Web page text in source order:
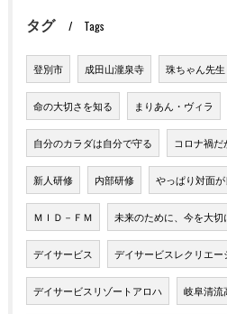
タグ Tags
登別市 成田山瀧泉寺 珠ちゃん先生
命の大切さを知る まりあん・ヴィラ
自分のカラダは自分で守る コロナ禍だ
新人研修 内部研修 やっぱり対面が
ＭＩＤ－ＦＭ 未来のために、今を大切
デイサービス デイサービスレクリエー
デイサービスリゾートアロハ 岐阜清流